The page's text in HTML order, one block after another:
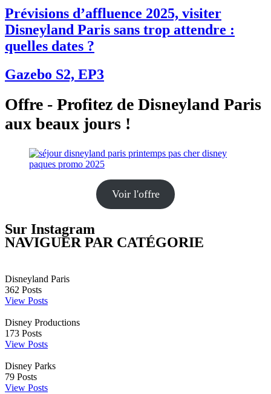
Prévisions d’affluence 2025, visiter
Disneyland Paris sans trop attendre :
quelles dates ?
Gazebo S2, EP3
Offre - Profitez de Disneyland Paris
aux beaux jours !
Voir l'offre
Sur Instagram
NAVIGUER PAR CATÉGORIE
Disneyland Paris
362 Posts
View Posts
Disney Productions
173 Posts
View Posts
Disney Parks
79 Posts
View Posts